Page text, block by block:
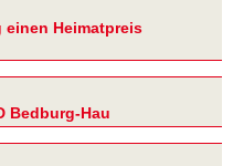
einen Heimatpreis
Bedburg-Hau